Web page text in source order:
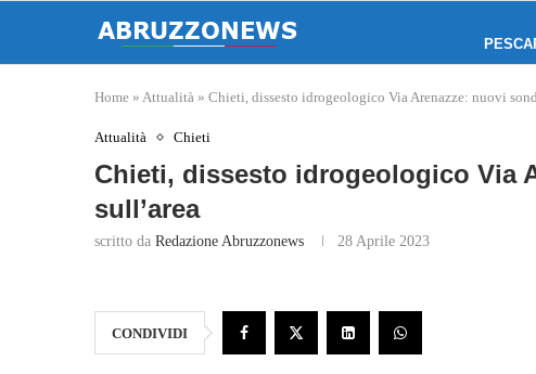
Home » Attualità » Chieti, dissesto idrogeologico Via Arenazze: nuovi
Attualità Chieti
Chieti, dissesto idrogeologico Via
sull’area
scritto da Redazione Abruzzonews 28 Aprile 2023
CONDIVIDI